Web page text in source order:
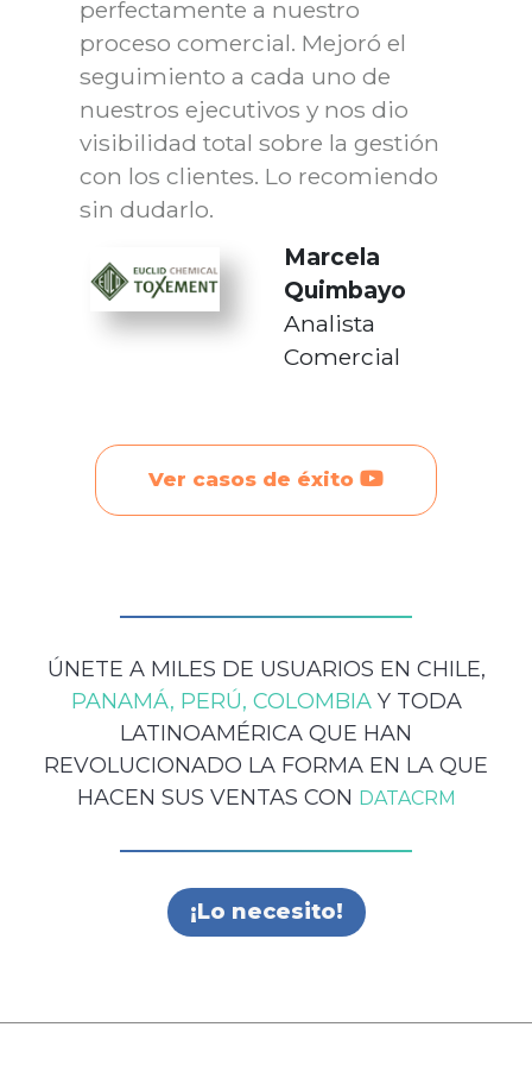
perfectamente a nuestro
proceso comercial. Mejoró el
seguimiento a cada uno de
nuestros ejecutivos y nos dio
visibilidad total sobre la gestión
con los clientes. Lo recomiendo
sin dudarlo.
Marcela
Quimbayo
Analista
Comercial
Ver casos de éxito
ÚNETE A MILES DE USUARIOS EN CHILE,
PANAMÁ, PERÚ, COLOMBIA Y TODA
LATINOAMÉRICA QUE HAN
REVOLUCIONADO LA FORMA EN LA QUE
HACEN SUS VENTAS CON DATACRM
¡Lo necesito!